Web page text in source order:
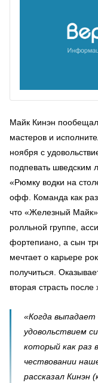
Майк Кинэн
мастеров и
ноября с
подпевать шведским
«Рюмку водки на
офф. Команда как раз
что «Железный Майк»
ролльной группе,
фортепиано, а сын
мечтает о карьере
получиться.
вторая страсть после
«Когда
удовольствием
который как раз
чествовании
рассказал Кинэн